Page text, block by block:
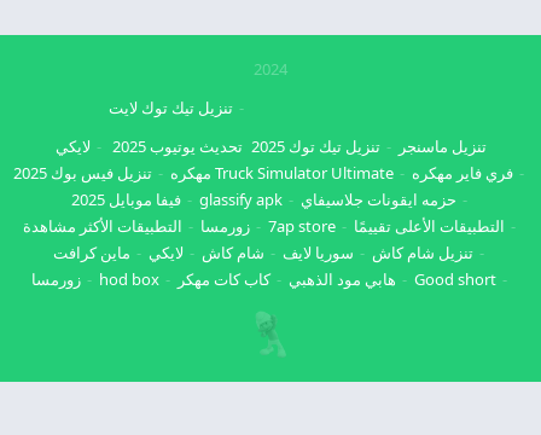
2024
تنزيل ماسنجر تنزيل تيك توك 2025
تنزيل تيك توك لايت
تحديث يوتيوب 2025
لايكي
فري فاير مهكره
Truck Simulator Ultimate مهكره
تنزيل فيس بوك 2025
حزمه ايقونات جلاسيفاي
glassify apk
فيفا موبايل 2025
التطبيقات الأعلى تقييمًا
7ap store زورمسا
التطبيقات الأكثر مشاهدة
تنزيل شام كاش
سوريا لايف شام كاش لايكي
ماين كرافت
Good short
هابي مود الذهبي كاب كات مهكر hod box زورمسا